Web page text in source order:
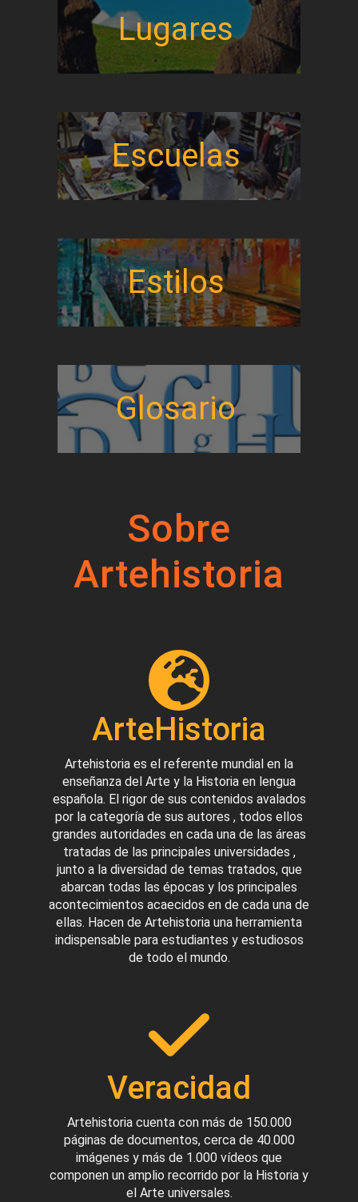
Lugares
Escuelas
Estilos
Glosario
Sobre
Artehistoria
ArteHistoria
Artehistoria es el referente mundial en la
enseñanza del Arte y la Historia en lengua
española. El rigor de sus contenidos avalados
por la categoría de sus autores , todos ellos
grandes autoridades en cada una de las áreas
tratadas de las principales universidades ,
junto a la diversidad de temas tratados, que
abarcan todas las épocas y los principales
acontecimientos acaecidos en de cada una de
ellas. Hacen de Artehistoria una herramienta
indispensable para estudiantes y estudiosos
de todo el mundo.
Veracidad
Artehistoria cuenta con más de 150.000
páginas de documentos, cerca de 40.000
imágenes y más de 1.000 vídeos que
componen un amplio recorrido por la Historia y
el Arte universales.